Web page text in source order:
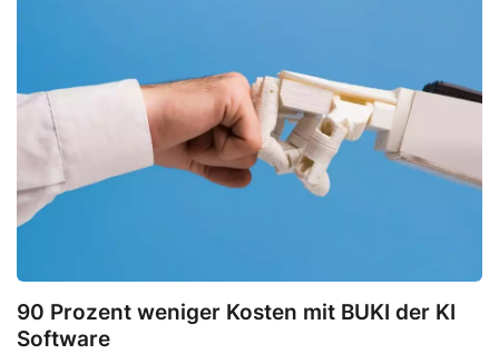
90 Prozent weniger Kosten mit BUKI der KI
Software